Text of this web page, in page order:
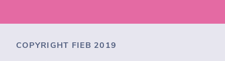
COPYRIGHT FIEB 2019